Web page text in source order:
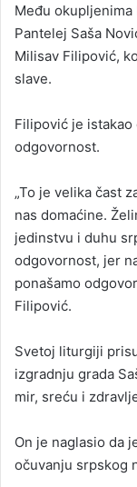
Među
Pantelej Saša
Milisav Filipović,
slave.
Filipović je istakao
odgovornost.
„To je velika čast
nas domaćine.
jedinstvu i duhu
odgovornost, jer
ponašamo
Filipović.
Svetoj liturgiji
izgradnju grada
mir, sreću i
On je naglasio da
očuvanju srpskog